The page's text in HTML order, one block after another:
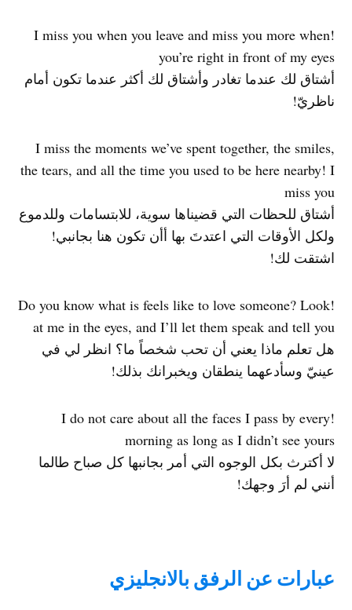
!I miss you when you leave and miss you more when
you’re right in front of my eyes
أشتاق لك عندما تغادر وأشتاق لك أكثر عندما تكون أمام
ناظريّ!
I miss the moments we’ve spent together, the smiles,
the tears, and all the time you used to be here nearby! I
miss you
أشتاق للحظات التي قضيناها سوية، للابتسامات وللدموع
ولكل الأوقات التي اعتدتَ بها أأن تكون هنا بجانبي!
اشتقت لك!
!Do you know what is feels like to love someone? Look
at me in the eyes, and I’ll let them speak and tell you
هل تعلم ماذا يعني أن تحب شخصاً ما؟ انظر لي في
عينيّ وسأدعهما ينطقان ويخبرانك بذلك!
!I do not care about all the faces I pass by every
morning as long as I didn’t see yours
لا أكترث بكل الوجوه التي أمر بجانبها كل صباح طالما
أنني لم أرَ وجهك!
عبارات عن الرفق بالانجليزي